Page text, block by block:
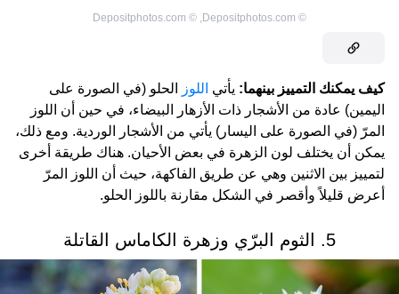
©
Depositphotos.com
©
Depositphotos.com
كيف يمكنك التمييز بينهما: يأتي اللوز
الحلو (في الصورة على
اليمين) عادة من الأشجار ذات الأزهار البيضاء، في حين أن اللوز
المرّ (في الصورة على اليسار) يأتي من الأشجار الوردية. ومع ذلك،
يمكن أن يختلف لون الزهرة في بعض الأحيان. هناك طريقة أخرى
لتمييز بين الاثنين وهي عن طريق الفاكهة، حيث أن اللوز المرّ
أعرض قليلاً وأقصر في الشكل مقارنة باللوز الحلو.
5. الثوم البرّي وزهرة الكاماس القاتلة